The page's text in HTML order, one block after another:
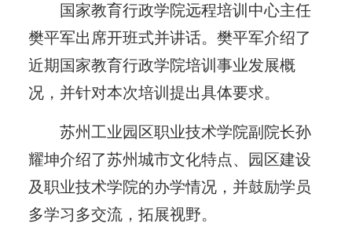
国家教育行政学院远程培训中心主任
樊平军出席开班式并讲话。樊平军介绍了
近期国家教育行政学院培训事业发展概
况，并针对本次培训提出具体要求。
苏州工业园区职业技术学院副院长孙
耀坤介绍了苏州城市文化特点、园区建设
及职业技术学院的办学情况，并鼓励学员
多学习多交流，拓展视野。